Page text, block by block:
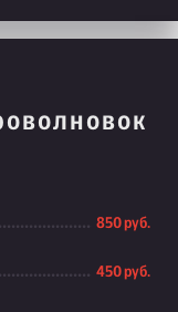
850 руб.
450 руб.